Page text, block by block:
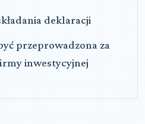
deklaracji
przeprowadzona za
inwestycyjnej